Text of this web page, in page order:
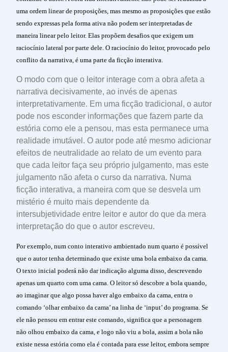
uma ordem linear de proposições, mas mesmo as proposições que estão
sendo expressas pela forma ativa não podem ser interpretadas de
maneira linear pelo leitor. Elas propõem desafios que exigem um
raciocínio lateral por parte dele. O raciocínio do leitor, provocado pelo
conflito da narrativa, é uma parte da ficção interativa.
O modo com que o leitor interage com a obra afeta a
narrativa decisivamente, ao invés de apenas
interpretativamente. Em uma ficção tradicional, o autor
pode nos esconder informações que fazem parte da
estória como ele a pensou, mas esta permanece uma
realidade imutável. O autor pode até mesmo adicionar
efeitos de neutralidade ao relato de um evento para
que cada leitor faça seu próprio julgamento, mas este
julgamento não afeta o curso da narrativa. Numa
ficção interativa, a maneira com que se desvela um
mistério é muito mais dependente da
intersubjetividade entre leitor e autor do que da mera
interpretação do que o autor escreveu.
Por exemplo, num conto interativo ambientado num quarto é possível
que o autor tenha determinado que existe uma bola embaixo da cama.
O texto inicial poderá não dar indicação alguma disso, descrevendo
apenas um quarto com uma cama. O leitor só descobre a bola quando,
ao imaginar que algo possa haver algo embaixo da cama, entra o
comando ‘olhar embaixo da cama’ na linha de ‘input’ do programa. Se
ele não pensou em entrar este comando, significa que a personagem
não olhou embaixo da cama, e logo não viu a bola, assim a bola não
existe nessa estória como ela é contada para esse leitor, embora sempre